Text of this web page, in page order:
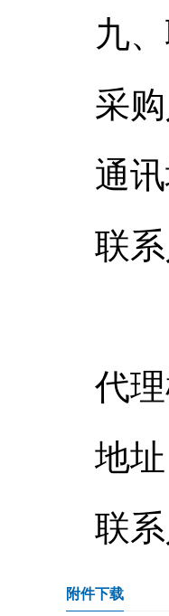
九
采
通
联
代
地
联
附件下载